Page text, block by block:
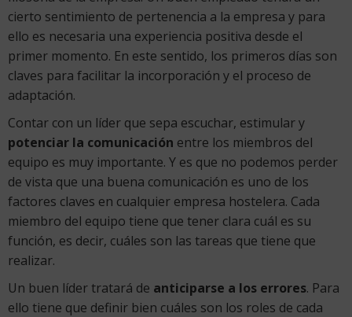
cierto sentimiento de pertenencia a la empresa y para
ello es necesaria una experiencia positiva desde el
primer momento. En este sentido, los primeros días son
claves para facilitar la incorporación y el proceso de
adaptación.
Contar con un líder que sepa escuchar, estimular y
potenciar la comunicación entre los miembros del
equipo es muy importante. Y es que no podemos perder
de vista que una buena comunicación es uno de los
factores claves en cualquier empresa hostelera. Cada
miembro del equipo tiene que tener clara cuál es su
función, es decir, cuáles son las tareas que tiene que
realizar.
Un buen líder tratará de anticiparse a los errores. Para
ello tiene que definir bien cuáles son los roles de cada